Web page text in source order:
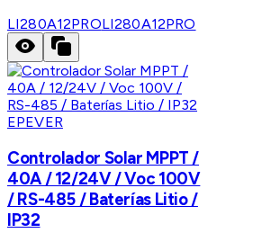
LI280A12PROLI280A12PRO
EPEVER
Controlador Solar MPPT /
40A / 12/24V / Voc 100V
/ RS-485 / Baterías Litio /
IP32